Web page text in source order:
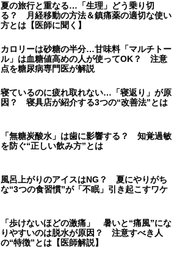
夏の旅行と重なる…「生理」どう乗り切
る？ 月経移動の方法＆鎮痛薬の適切な使い
方とは【医師に聞く】
カロリーは砂糖の半分…甘味料「マルチトー
ル」は血糖値高めの人が使ってOK？ 注意
点を糖尿病専門医が解説
寝ているのに疲れ取れない…「寝返り」が原
因？ 寝具店が紹介する3つの“改善法”とは
「無糖炭酸水」は歯に影響する？ 知覚過敏
を防ぐ“正しい飲み方”とは
風呂上がりのアイスはNG？ 夏にやりがち
な“3つの食習慣”が「不眠」引き起こすワケ
「歩けないほどの激痛」 暑いと“痛風”にな
りやすいのは脱水が原因？ 注意すべき人
の“特徴”とは【医師解説】